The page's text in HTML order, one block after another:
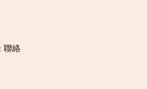
聯絡